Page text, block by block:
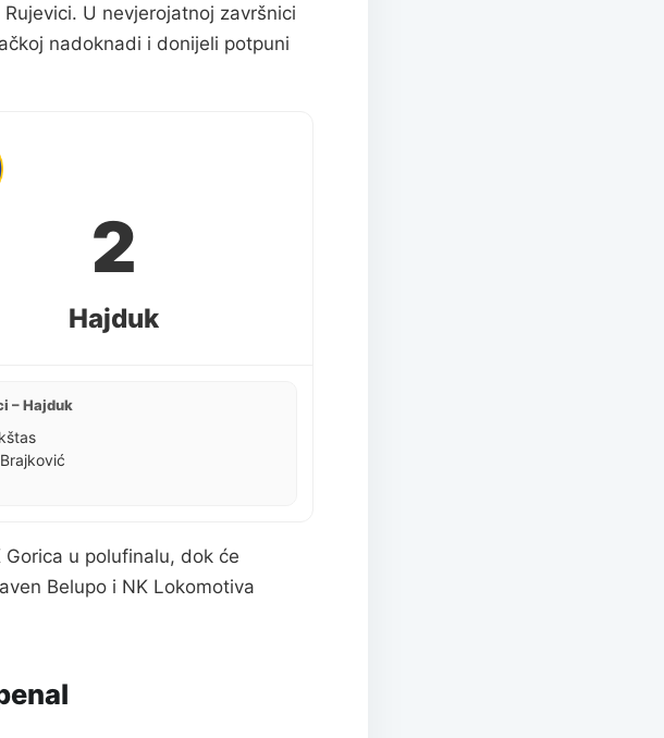
U nevjerojatnoj završnici
nadoknadi i donijeli potpuni
2
Hajduk
– Hajduk
u polufinalu, dok će
Belupo i NK Lokomotiva